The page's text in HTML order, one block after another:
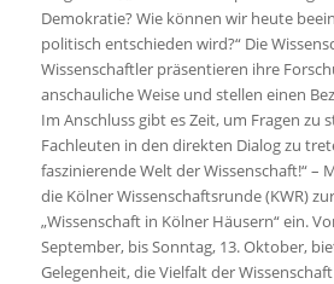
Demokratie? Wie können wir heute
politisch entschieden wird?“ Die
Wissenschaftler präsentieren ihre
anschauliche Weise und stellen einen
Im Anschluss gibt es Zeit, um Fragen zu
Fachleuten in den direkten Dialog zu
faszinierende Welt der Wissenschaft!“ –
die Kölner Wissenschaftsrunde (KWR)
„Wissenschaft in Kölner Häusern“ ein.
September, bis Sonntag, 13. Oktober,
Gelegenheit, die Vielfalt der